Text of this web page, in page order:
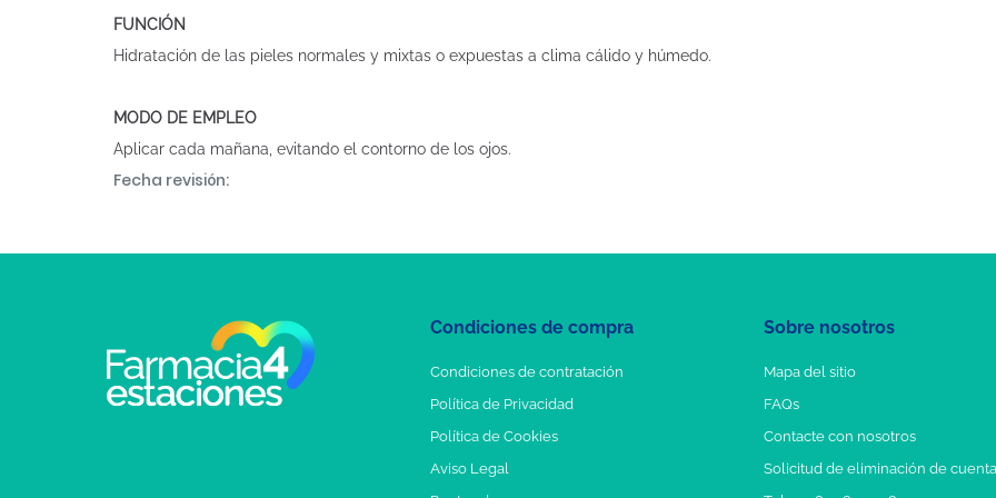
FUNCIÓN
Hidratación de las pieles normales y mixtas o expuestas a clima cálido y húmedo.
MODO DE EMPLEO
Aplicar cada mañana, evitando el contorno de los ojos.
Fecha revisión:
Condiciones de compra
Condiciones de contratación
Política de Privacidad
Política de Cookies
Aviso Legal
Sobre nosotros
Mapa del sitio
FAQs
Contacte con nosotros
Solicitud de eliminación de cuenta